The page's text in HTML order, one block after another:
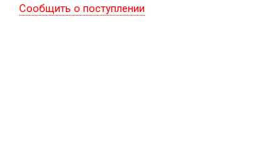
Сообщить о поступлении